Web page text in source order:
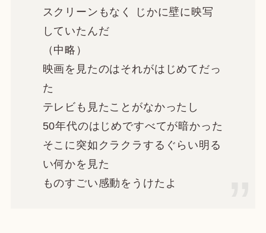
スクリーンもなく じかに壁に映写
していたんだ
（中略）
映画を見たのはそれがはじめてだっ
た
テレビも見たことがなかったし
50年代のはじめですべてが暗かった
そこに突如クラクラするぐらい明る
い何かを見た
ものすごい感動をうけたよ